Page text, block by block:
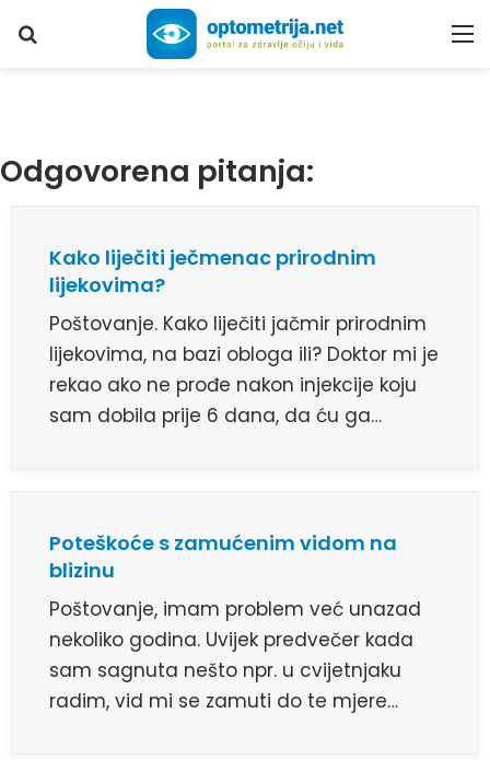
Upiši traženi pojam...
Odgovorena pitanja:
Kako liječiti ječmenac prirodnim
lijekovima?
Poštovanje. Kako liječiti jačmir prirodnim
lijekovima, na bazi obloga ili? Doktor mi je
rekao ako ne prođe nakon injekcije koju
sam dobila prije 6 dana, da ću ga…
Poteškoće s zamućenim vidom na
blizinu
Poštovanje, imam problem već unazad
nekoliko godina. Uvijek predvečer kada
sam sagnuta nešto npr. u cvijetnjaku
radim, vid mi se zamuti do te mjere…